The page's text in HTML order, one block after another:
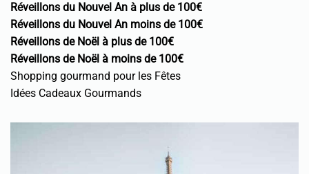
Réveillons du Nouvel An à plus de 100€
Réveillons du Nouvel An moins de 100€
Réveillons de Noël à plus de 100€
Réveillons de Noël à moins de 100€
Shopping gourmand pour les Fêtes
Idées Cadeaux Gourmands